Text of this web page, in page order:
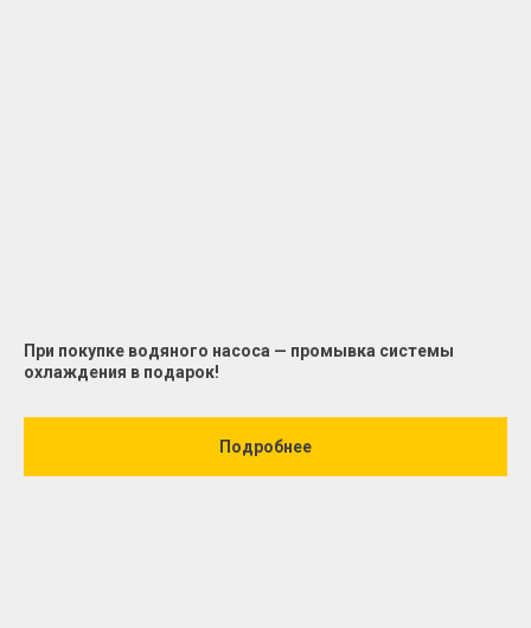
При покупке водяного насоса — промывка системы
охлаждения в подарок!
Подробнее